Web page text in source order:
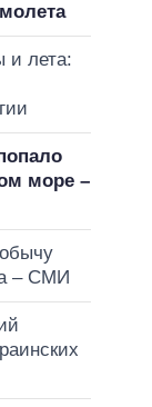
и лета:
море –
– СМИ